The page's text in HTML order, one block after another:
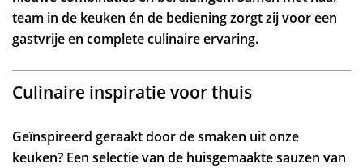
team in de keuken én de bediening zorgt zij voor een
gastvrije en complete culinaire ervaring.
Culinaire inspiratie voor thuis
Geïnspireerd geraakt door de smaken uit onze
keuken? Een selectie van de huisgemaakte sauzen van